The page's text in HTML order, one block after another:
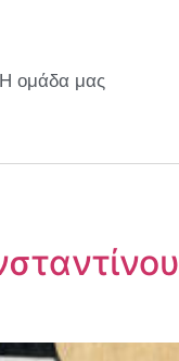
Η ομάδα μας